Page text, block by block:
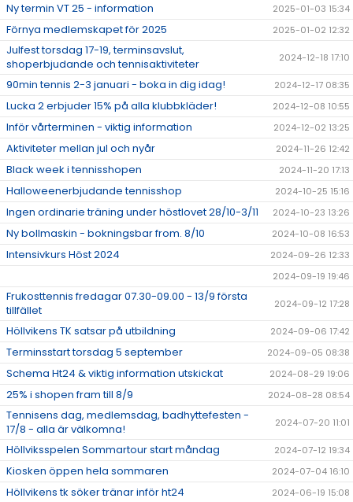
Ny termin VT 25 - information 2025-01-03 15:34
Förnya medlemskapet för 2025 2025-01-02 12:32
Julfest torsdag 17-19, terminsavslut,
shoperbjudande och tennisaktiviteter
2024-12-18 17:10
90min tennis 2-3 januari - boka in dig idag! 2024-12-17 08:35
Lucka 2 erbjuder 15% på alla klubbkläder! 2024-12-08 10:55
Inför vårterminen - viktig information 2024-12-02 13:25
Aktiviteter mellan jul och nyår 2024-11-26 12:42
Black week i tennisshopen 2024-11-20 17:13
Halloweenerbjudande tennisshop 2024-10-25 15:16
Ingen ordinarie träning under höstlovet 28/10-3/11 2024-10-23 13:26
Ny bollmaskin - bokningsbar from. 8/10 2024-10-08 16:53
Intensivkurs Höst 2024
2024-09-26 12:33
2024-09-19 19:46
Frukosttennis fredagar 07.30-09.00 - 13/9 första
tillfället
2024-09-12 17:28
Höllvikens TK satsar på utbildning 2024-09-06 17:42
Terminsstart torsdag 5 september 2024-09-05 08:38
Schema Ht24 & viktig information utskickat 2024-08-29 19:06
25% i shopen fram till 8/9 2024-08-28 08:54
Tennisens dag, medlemsdag, badhyttefesten -
17/8 - alla är välkomna!
2024-07-20 11:01
Höllviksspelen Sommartour start måndag 2024-07-12 19:34
Kiosken öppen hela sommaren 2024-07-04 16:10
Höllvikens tk söker tränar inför ht24 2024-06-19 15:08